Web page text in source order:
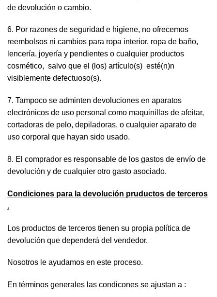
de devolución o cambio.
6. Por razones de seguridad e higiene, no ofrecemos
reembolsos ni cambios para ropa interior, ropa de baño,
lencería, joyería y pendientes o cualquier productos
cosmético, salvo que el (los) artículo(s) esté(n)n
visiblemente defectuoso(s).
7. Tampoco se adminten devoluciones en aparatos
electrónicos de uso personal como maquinillas de afeitar,
cortadoras de pelo, depiladoras, o cualquier aparato de
uso corporal que hayan sido usado.
8. El comprador es responsable de los gastos de envío de
devolución y de cualquier otro gasto asociado.
Condiciones para la devolución pruductos de terceros
.
Los productos de terceros tienen su propia política de
devolución que dependerá del vendedor.
Nosotros le ayudamos en este proceso.
En términos generales las condicones se ajustan a :